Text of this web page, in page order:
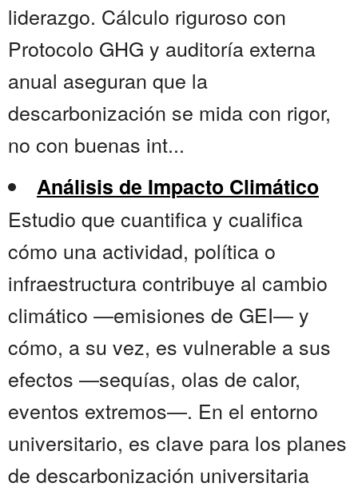
liderazgo. Cálculo riguroso con
Protocolo GHG y auditoría externa
anual aseguran que la
descarbonización se mida con rigor,
no con buenas int...
Análisis de Impacto Climático
Estudio que cuantifica y cualifica
cómo una actividad, política o
infraestructura contribuye al cambio
climático —emisiones de GEI— y
cómo, a su vez, es vulnerable a sus
efectos —sequías, olas de calor,
eventos extremos—. En el entorno
universitario, es clave para los planes
de descarbonización universitaria